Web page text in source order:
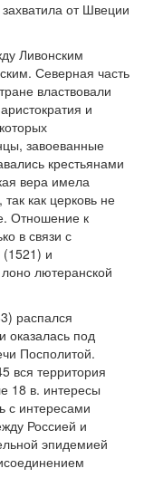
от Швеции
Ливонским
Северная часть
властвовали
и
завоеванные
крестьянами
вера имела
как церковь не
Отношение к
в связи с
и
лютеранской
распался
оказалась под
Посполитой.
вся территория
18 в. интересы
с интересами
Россией и
эпидемией